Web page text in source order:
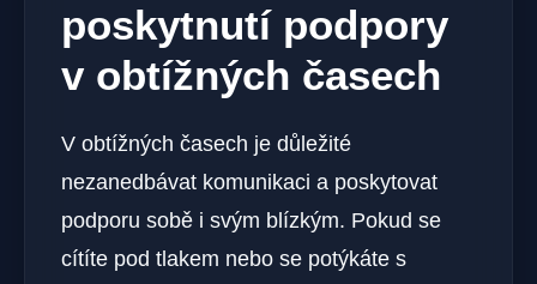
poskytnutí podpory
v obtížných časech
V obtížných ‌časech je důležité
nezanedbávat komunikaci a poskytovat
podporu sobě i svým blízkým. Pokud se
cítíte pod tlakem nebo se ⁣potýkáte s